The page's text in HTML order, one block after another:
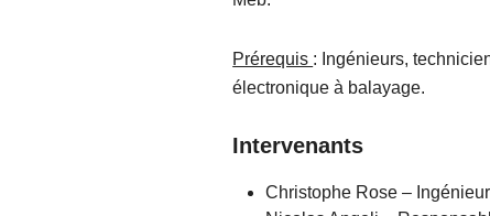
Prérequis : Ingénieurs,
électronique à balayage.
Intervenants
Christophe Rose –